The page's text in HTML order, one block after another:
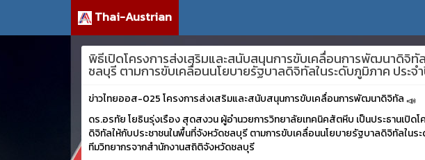
Thai-Austrian
พิธีเปิดโครงการส่งเสริมและสนับสนุนการขับเคลื่อนการพัฒนาดิจิ
ชลบุรี ตามการขับเคลื่อนนโยบายรัฐบาลดิจิทัลในระดับภูมิภาค ประ
ข่าวไทยออส-025 โครงการส่งเสริมและสนับสนุนการขับเคลื่อนการพัฒนาดิจิทัล
ดร.อรทัย โยธินรุ่งเรือง สุดสงวน ผู้อำนวยการวิทยาลัยเทคนิคสัตหีบ เป็นประธานเปิ
ดิจิทัลให้กับประชาชนในพื้นที่จังหวัดชลบุรี ตามการขับเคลื่อนนโยบายรัฐบาลดิจิทัลใ
ทีมวิทยากรจากสำนักงานสถิติจังหวัดชลบุรี